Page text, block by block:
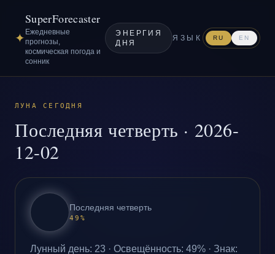
✦
SuperForecaster
Ежедневные
прогнозы,
космическая погода и
сонник
ЭНЕРГИЯ
ДНЯ
ЯЗЫК RU EN
ЛУНА СЕГОДНЯ
Последняя четверть · 2026-
12-02
Последняя четверть
49%
Лунный день: 23 · Освещённость: 49% · Знак: